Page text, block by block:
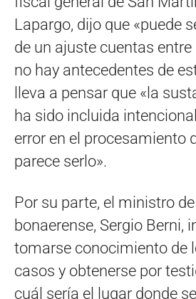
Lapargo, dijo que «puede
de un ajuste cuentas entre
no hay antecedentes de
lleva a pensar que «la
ha sido incluida
error en el procesamiento
parece serlo».
Por su parte, el ministro
bonaerense, Sergio Berni,
tomarse conocimiento de
casos y obtenerse por
cuál sería el lugar donde